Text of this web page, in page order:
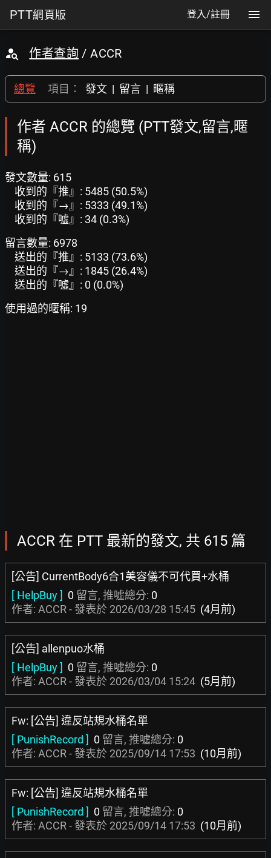
PTT網頁版 登入/註冊
作者查詢 / ACCR
總覽 項目： 發文 | 留言 | 暱稱
作者 ACCR 的總覽 (PTT發文,留言,暱
稱)
發文數量: 615
收到的『推』: 5485 (50.5%)
收到的『→』: 5333 (49.1%)
收到的『噓』: 34 (0.3%)
留言數量: 6978
送出的『推』: 5133 (73.6%)
送出的『→』: 1845 (26.4%)
送出的『噓』: 0 (0.0%)
使用過的暱稱: 19
ACCR 在 PTT 最新的發文, 共 615 篇
[公告] CurrentBody6合1美容儀不可代買+水桶
[ HelpBuy ] 0 留言, 推噓總分: 0
作者: ACCR - 發表於 2026/03/28 15:45 (4月前)
[公告] allenpuo水桶
[ HelpBuy ] 0 留言, 推噓總分: 0
作者: ACCR - 發表於 2026/03/04 15:24 (5月前)
Fw: [公告] 違反站規水桶名單
[ PunishRecord ] 0 留言, 推噓總分: 0
作者: ACCR - 發表於 2025/09/14 17:53 (10月前)
Fw: [公告] 違反站規水桶名單
[ PunishRecord ] 0 留言, 推噓總分: 0
作者: ACCR - 發表於 2025/09/14 17:53 (10月前)